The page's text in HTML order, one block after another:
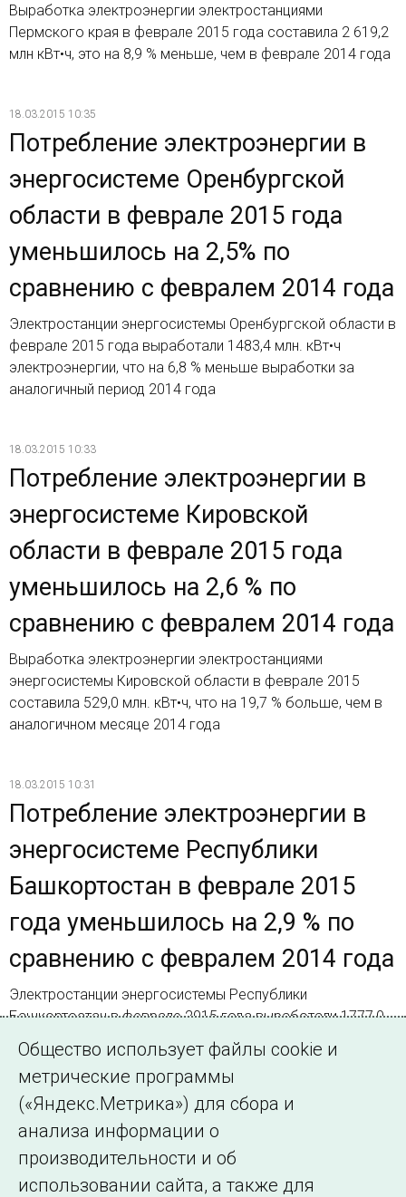
Выработка электроэнергии электростанциями
Пермского края в феврале 2015 года составила 2 619,2
млн кВт•ч, это на 8,9 % меньше, чем в феврале 2014 года
18.03.2015 10:35
Потребление электроэнергии в
энергосистеме Оренбургской
области в феврале 2015 года
уменьшилось на 2,5% по
сравнению с февралем 2014 года
Электростанции энергосистемы Оренбургской области в
феврале 2015 года выработали 1483,4 млн. кВт•ч
электроэнергии, что на 6,8 % меньше выработки за
аналогичный период 2014 года
18.03.2015 10:33
Потребление электроэнергии в
энергосистеме Кировской
области в феврале 2015 года
уменьшилось на 2,6 % по
сравнению с февралем 2014 года
Выработка электроэнергии электростанциями
энергосистемы Кировской области в феврале 2015
составила 529,0 млн. кВт•ч, что на 19,7 % больше, чем в
аналогичном месяце 2014 года
18.03.2015 10:31
Потребление электроэнергии в
энергосистеме Республики
Башкортостан в феврале 2015
года уменьшилось на 2,9 % по
сравнению с февралем 2014 года
Электростанции энергосистемы Республики
Башкортостан в феврале 2015 года выработали 1777,0
млн. кВт·ч электроэнергии, что на 9,3 % меньше, чем в
феврале 2014 года
Страница 1 из 2.
1 2 Далее
Общество использует файлы cookie и
метрические программы
(«Яндекс.Метрика») для сбора и
анализа информации о
производительности и об
использовании сайта, а также для